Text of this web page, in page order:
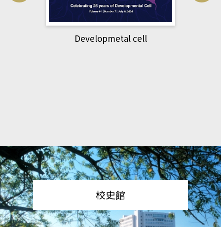
Developmetal cell
校史館